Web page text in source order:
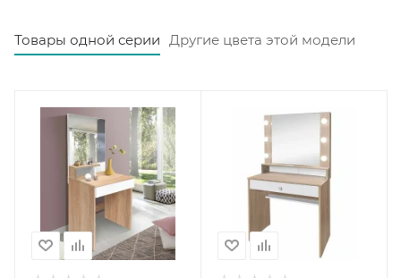
Товары одной серии Другие цвета этой модели